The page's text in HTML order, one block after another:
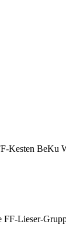
Kesten BeKu
Lieser-